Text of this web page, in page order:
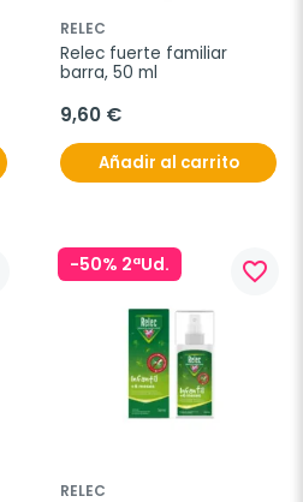
RELEC
Relec fuerte familiar
barra, 50 ml
9,60 €
Añadir al carrito
-50% 2ªUd. favorite_border
RELEC